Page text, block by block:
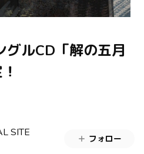
グルCD「解の五月
SITE フォロー